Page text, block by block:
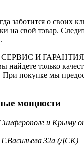
заботится о своих
на свой товар.
И ГАРАНТИЯ
найдете только
При покупке мы
мощности
32а (ДСК)